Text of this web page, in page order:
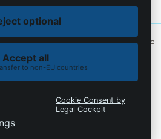
Hecho con amorMiU24®y alojado
optional
Accept all
to non-EU countries
Cookie Consent by
Legal Cockpit
the current domain under